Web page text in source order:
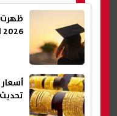
ظهرت
2026 الدور الثاني محافظة المنوفية